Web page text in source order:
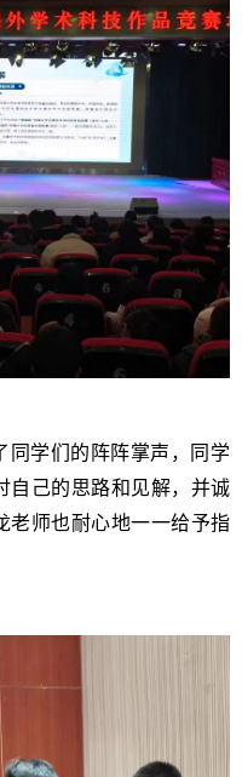
同学们的阵阵掌声，同学
自己的思路和见解，并诚
老师也耐心地一一给予指